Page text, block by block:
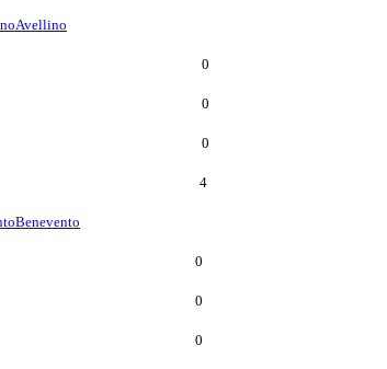
Avellino
0
0
0
4
Benevento
0
0
0